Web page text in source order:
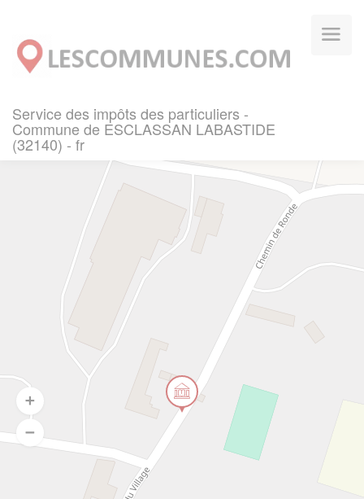
Service des impôts des particuliers -
Commune de ESCLASSAN LABASTIDE
(32140) - fr